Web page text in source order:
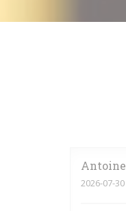
Antoine
2026-07-30